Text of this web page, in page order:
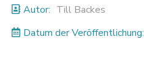
Autor: Till Backes
Datum der Veröffentlichung: